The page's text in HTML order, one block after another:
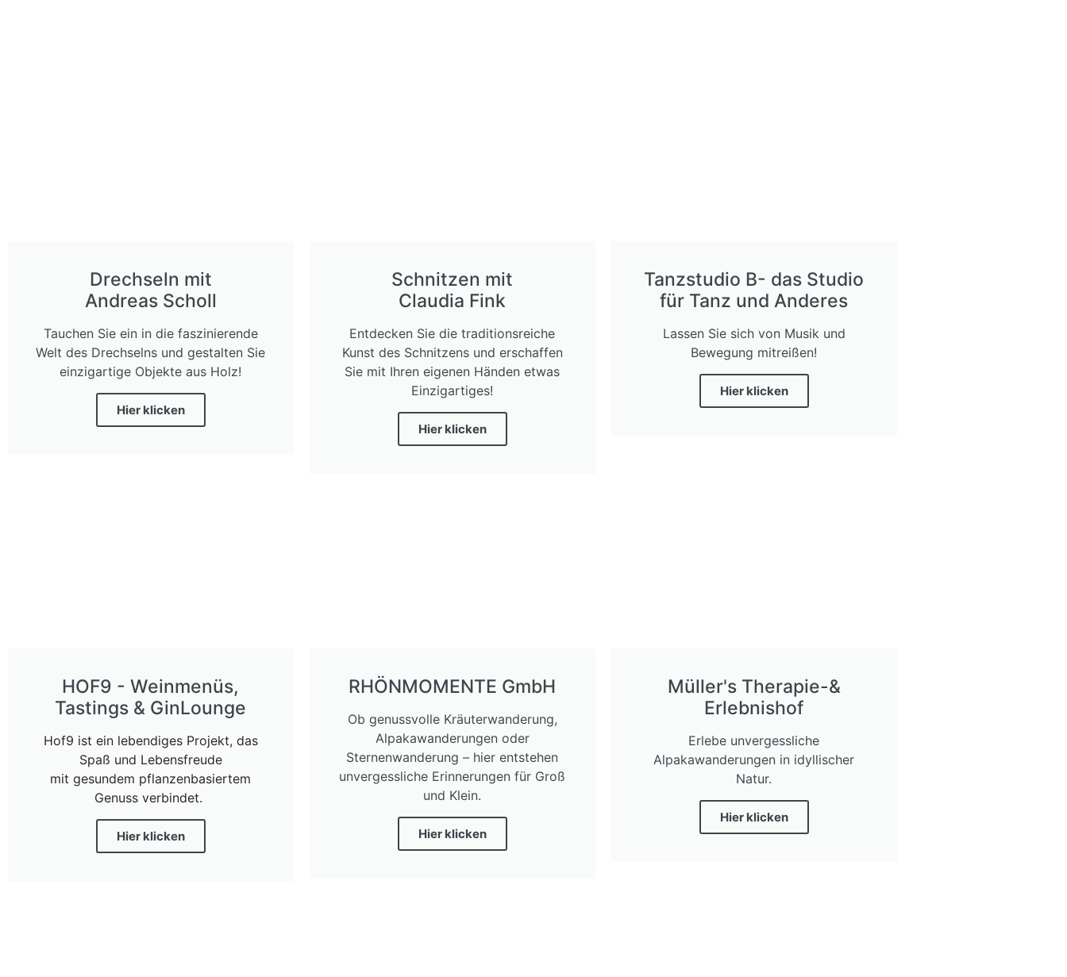
Drechseln mit
Andreas Scholl
Tauchen Sie ein in die faszinierende
Welt des Drechselns und gestalten Sie
einzigartige Objekte aus Holz!
Hier klicken
Schnitzen mit
Claudia Fink
Entdecken Sie die traditionsreiche
Kunst des Schnitzens und erschaffen
Sie mit Ihren eigenen Händen etwas
Einzigartiges!
Hier klicken
Tanzstudio B- das Studio
für Tanz und Anderes
Lassen Sie sich von Musik und
Bewegung mitreißen!
Hier klicken
HOF9 - Weinmenüs,
Tastings & GinLounge
Hof9 ist ein lebendiges Projekt, das
Spaß und Lebensfreude
mit gesundem pflanzenbasiertem
Genuss verbindet.
Hier klicken
RHÖNMOMENTE GmbH
Ob genussvolle Kräuterwanderung,
Alpakawanderungen oder
Sternenwanderung – hier entstehen
unvergessliche Erinnerungen für Groß
und Klein.
Hier klicken
Müller's Therapie-&
Erlebnishof
Erlebe unvergessliche
Alpakawanderungen in idyllischer
Natur.
Hier klicken